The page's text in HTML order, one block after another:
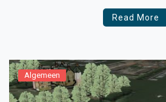
Read More
Algemeen